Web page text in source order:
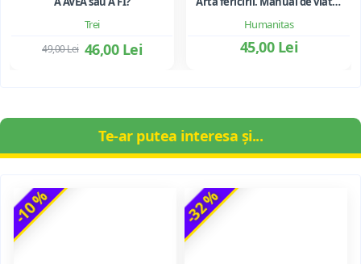
Trei
46,00 Lei
49,00 Lei
Humanitas
45,00 Lei
Te-ar putea interesa și...
-10 % -32 %